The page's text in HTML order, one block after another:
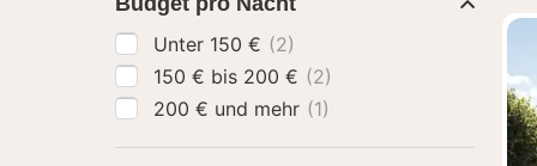
Unter 150 € (2)
150 € bis 200 € (2)
200 € und mehr (1)